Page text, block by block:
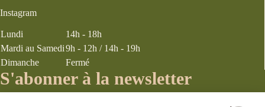
Instagram
Lundi
14h - 18h
Mardi au Samedi9h - 12h / 14h - 19h
Dimanche
Fermé
S'abonner à la newsletter